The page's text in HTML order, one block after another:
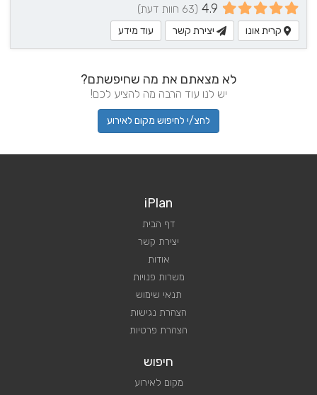
4.9 (63 חוות דעת)
קרית אונו יצירת קשר עוד מידע
לא מצאתם את מה שחיפשתם?
יש לנו עוד הרבה מה להציע לכם!
לחצ/י לחיפוש מקום לאירוע
iPlan
דף הבית
יצירת קשר
אודות
משרות פנויות
תנאי שימוש
הצהרת נגישות
הצהרת פרטיות
חיפוש
מקום לאירוע